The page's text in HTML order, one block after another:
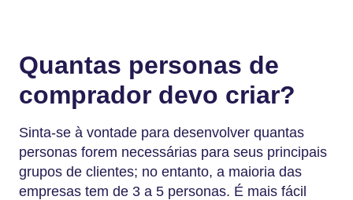
Quantas personas de
comprador devo criar?
Sinta-se à vontade para desenvolver quantas
personas forem necessárias para seus principais
grupos de clientes; no entanto, a maioria das
empresas tem de 3 a 5 personas. É mais fácil